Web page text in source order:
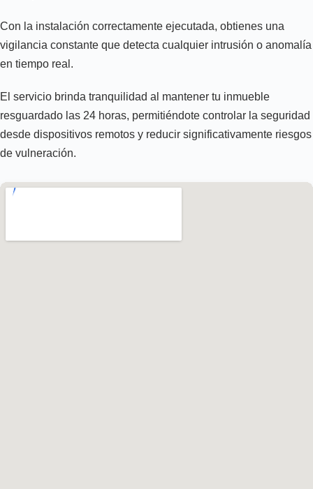
Con la instalación correctamente ejecutada, obtienes una
vigilancia constante que detecta cualquier intrusión o anomalía
en tiempo real.
El servicio brinda tranquilidad al mantener tu inmueble
resguardado las 24 horas, permitiéndote controlar la seguridad
desde dispositivos remotos y reducir significativamente riesgos
de vulneración.